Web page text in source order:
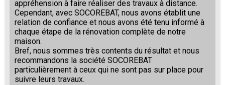
appréhension à faire réaliser des travaux à distance.
Cependant, avec SOCOREBAT, nous avons établit une
relation de confiance et nous avons été tenu informé à
chaque étape de la rénovation complète de notre
maison.
Bref, nous sommes très contents du résultat et nous
recommandons la société SOCOREBAT
particulièrement à ceux qui ne sont pas sur place pour
suivre leurs travaux.